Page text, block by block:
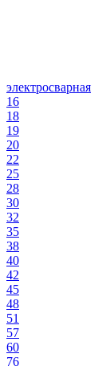
электросварная
16
18
19
20
22
25
28
30
32
35
38
40
42
45
48
51
57
60
76